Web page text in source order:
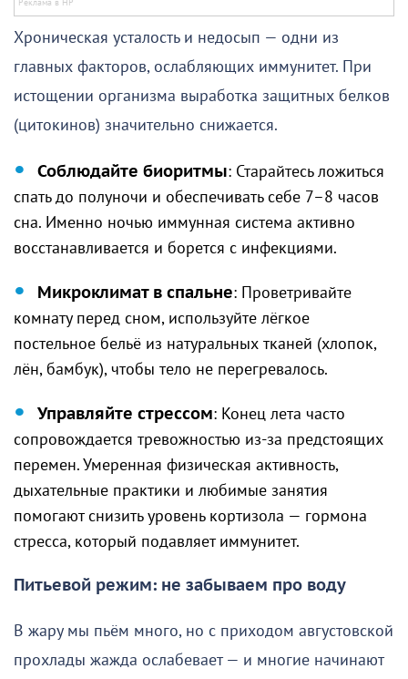
Хроническая усталость и недосып — одни из
главных факторов, ослабляющих иммунитет. При
истощении организма выработка защитных белков
(цитокинов) значительно снижается.
Соблюдайте биоритмы: Старайтесь ложиться
спать до полуночи и обеспечивать себе 7–8 часов
сна. Именно ночью иммунная система активно
восстанавливается и борется с инфекциями.
Микроклимат в спальне: Проветривайте
комнату перед сном, используйте лёгкое
постельное бельё из натуральных тканей (хлопок,
лён, бамбук), чтобы тело не перегревалось.
Управляйте стрессом: Конец лета часто
сопровождается тревожностью из-за предстоящих
перемен. Умеренная физическая активность,
дыхательные практики и любимые занятия
помогают снизить уровень кортизола — гормона
стресса, который подавляет иммунитет.
Питьевой режим: не забываем про воду
В жару мы пьём много, но с приходом августовской
прохлады жажда ослабевает — и многие начинают